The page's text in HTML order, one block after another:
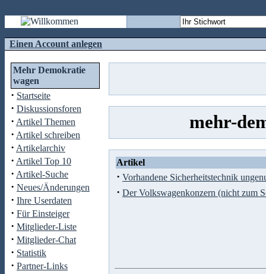
Einen Account anlegen
Mehr Demokratie
wagen
· Startseite
· Diskussionsforen
· Artikel Themen
· Artikel schreiben
· Artikelarchiv
· Artikel Top 10
· Artikel-Suche
· Neues/Änderungen
· Ihre Userdaten
· Für Einsteiger
· Mitglieder-Liste
· Mitglieder-Chat
· Statistik
· Partner-Links
mehr-
Artikel
· Vorhandene Sicherheitstechnik
· Der Volkswagenkonzern (nicht zum